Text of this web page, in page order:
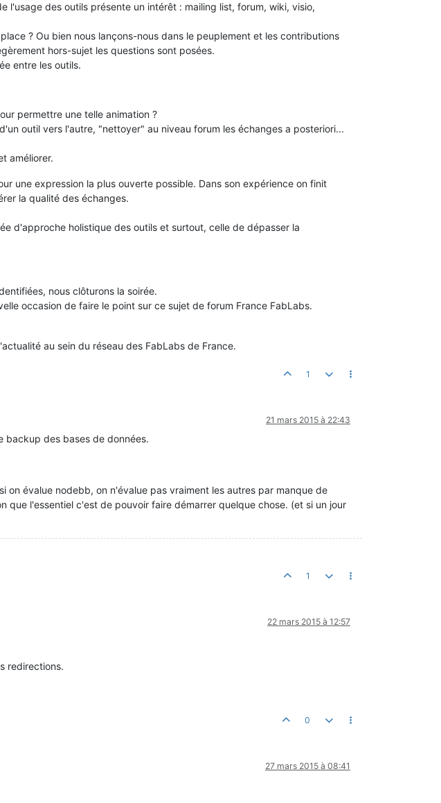
des outils présente un intérêt : mailing list, forum, wiki, visio,
? Ou bien nous lançons-nous dans le peuplement et les contributions
hors-sujet les questions sont posées.
entre les outils.
permettre une telle animation ?
outil vers l'autre, "nettoyer" au niveau forum les échanges a posteriori...
améliorer.
une expression la plus ouverte possible. Dans son expérience on finit
la qualité des échanges.
d'approche holistique des outils et surtout, celle de dépasser la
nous clôturons la soirée.
occasion de faire le point sur ce sujet de forum France FabLabs.
au sein du réseau des FabLabs de France.
1
21 mars 2015 à 22:43
backup des bases de données.
évalue nodebb, on n'évalue pas vraiment les autres par manque de
que l'essentiel c'est de pouvoir faire démarrer quelque chose. (et si un jour
1
22 mars 2015 à 12:57
redirections.
0
27 mars 2015 à 08:41